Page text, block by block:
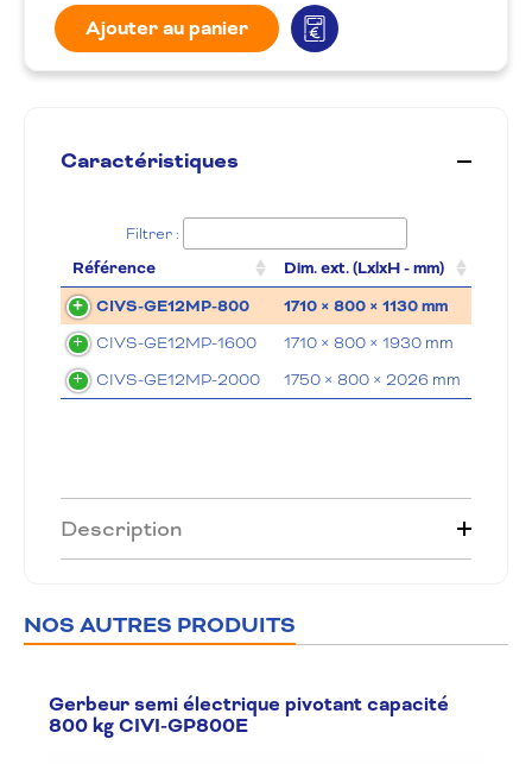
Ajouter au panier
Caractéristiques
Filtrer :
Référence Dim. ext. (LxlxH - mm)
CIVS-GE12MP-800
1710 × 800 × 1130 mm
CIVS-GE12MP-1600 1710 × 800 × 1930 mm
CIVS-GE12MP-2000
1750 × 800 × 2026 mm
Description
NOS AUTRES PRODUITS
Gerbeur semi électrique pivotant capacité
800 kg CIVI-GP800E